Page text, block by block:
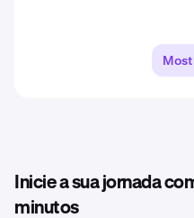
Inicie a sua jornada
minutos